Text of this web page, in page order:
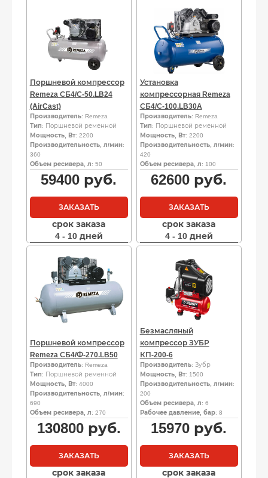
Поршневой компрессор
Remeza СБ4/С-50.LB24
(AirCast)
Производитель: Remeza
Тип: Поршневой ременной
Мощность, Вт: 2200
Производительность, л/мин:
360
Объем ресивера, л: 50
59400 руб.
ЗАКАЗАТЬ
срок заказа
4 - 10 дней
Установка
компрессорная Remeza
СБ4/С-100.LB30A
Производитель: Remeza
Тип: Поршневой ременной
Мощность, Вт: 2200
Производительность, л/мин:
420
Объем ресивера, л: 100
62600 руб.
ЗАКАЗАТЬ
срок заказа
4 - 10 дней
Поршневой компрессор
Remeza СБ4/Ф-270.LB50
Производитель: Remeza
Тип: Поршневой ременной
Мощность, Вт: 4000
Производительность, л/мин:
690
Объем ресивера, л: 270
130800руб.
ЗАКАЗАТЬ
срок заказа
Безмасляный
компрессор ЗУБР
КП-200-6
Производитель: Зубр
Мощность, Вт: 1500
Производительность, л/мин:
200
Объем ресивера, л: 6
Рабочее давление, бар: 8
15970 руб.
ЗАКАЗАТЬ
срок заказа